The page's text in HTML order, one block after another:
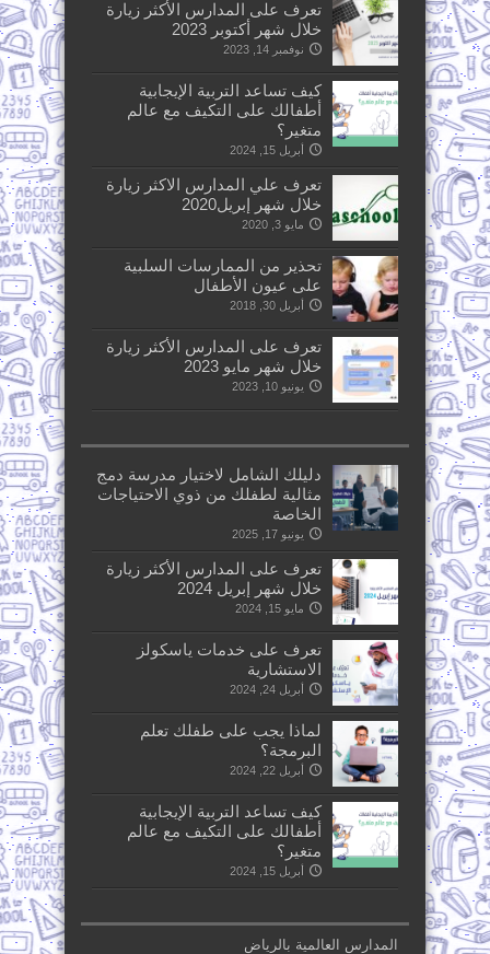
تعرف على المدارس الأكثر زيارة
خلال شهر أكتوبر 2023
نوفمبر 14, 2023
كيف تساعد التربية الإيجابية
أطفالك على التكيف مع عالم
متغير؟
أبريل 15, 2024
تعرف علي المدارس الاكثر زيارة
خلال شهر إبريل2020
مايو 3, 2020
تحذير من الممارسات السلبية
على عيون الأطفال
أبريل 30, 2018
تعرف على المدارس الأكثر زيارة
خلال شهر مايو 2023
يونيو 10, 2023
دليلك الشامل لاختيار مدرسة دمج
مثالية لطفلك من ذوي الاحتياجات
الخاصة
يونيو 17, 2025
تعرف على المدارس الأكثر زيارة
خلال شهر إبريل 2024
مايو 15, 2024
تعرف على خدمات ياسكولز
الاستشارية
أبريل 24, 2024
لماذا يجب على طفلك تعلم
البرمجة؟
أبريل 22, 2024
كيف تساعد التربية الإيجابية
أطفالك على التكيف مع عالم
متغير؟
أبريل 15, 2024
المدارس العالمية بالرياض